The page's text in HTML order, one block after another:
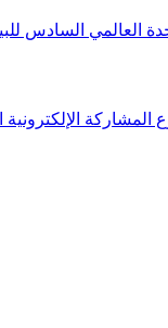
العالمي السادس
المشاركة الإلكترونية